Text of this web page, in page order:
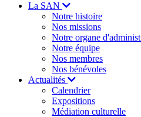
La SAN
Notre histoire
Nos missions
Notre organe
Notre équipe
Nos membres
Nos bénévoles
Actualités
Calendrier
Expositions
Médiation culturelle